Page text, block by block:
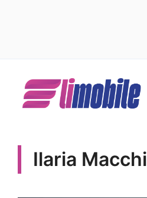
contenuto
Ilaria Macchi